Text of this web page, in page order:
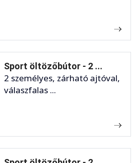
Sport öltözőbútor - 2 ...
2 személyes, zárható ajtóval,
válaszfalas ...